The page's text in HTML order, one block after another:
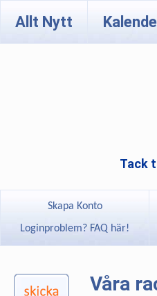
Allt Nytt
Tack
Skapa Konto
Loginproblem? FAQ här!
Våra